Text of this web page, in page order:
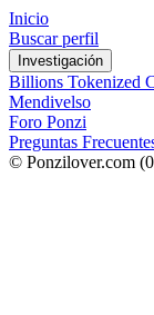
Inicio
Buscar perfil
Investigación
Billions Tokenized
Mendivelso
Foro Ponzi
Preguntas
© Ponzilover.com